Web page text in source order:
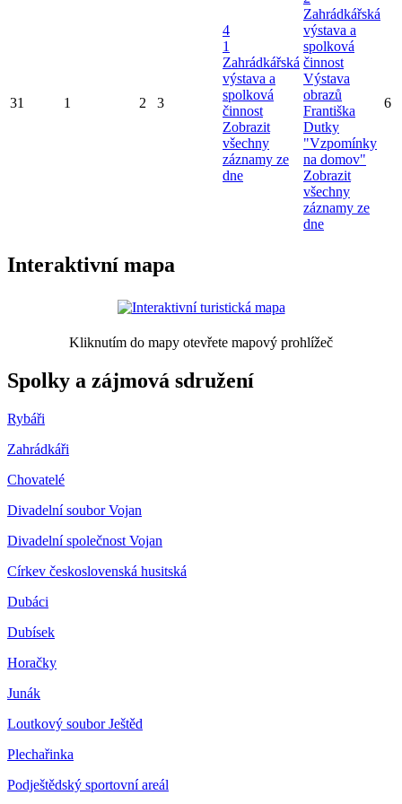
31 1 2 3
4
1
Zahrádkářská
výstava a
spolková
činnost
Zobrazit
všechny
záznamy ze
dne
Zahrádkářská
výstava a
spolková
činnost
Výstava
obrazů
Františka
Dutky
"Vzpomínky
na domov"
Zobrazit
všechny
záznamy ze
dne
6
Interaktivní mapa
Kliknutím do mapy otevřete mapový prohlížeč
Spolky a zájmová sdružení
Rybáři
Zahrádkáři
Chovatelé
Divadelní soubor Vojan
Divadelní společnost Vojan
Církev československá husitská
Dubáci
Dubísek
Horačky
Junák
Loutkový soubor Ještěd
Plechařinka
Podještědský sportovní areál